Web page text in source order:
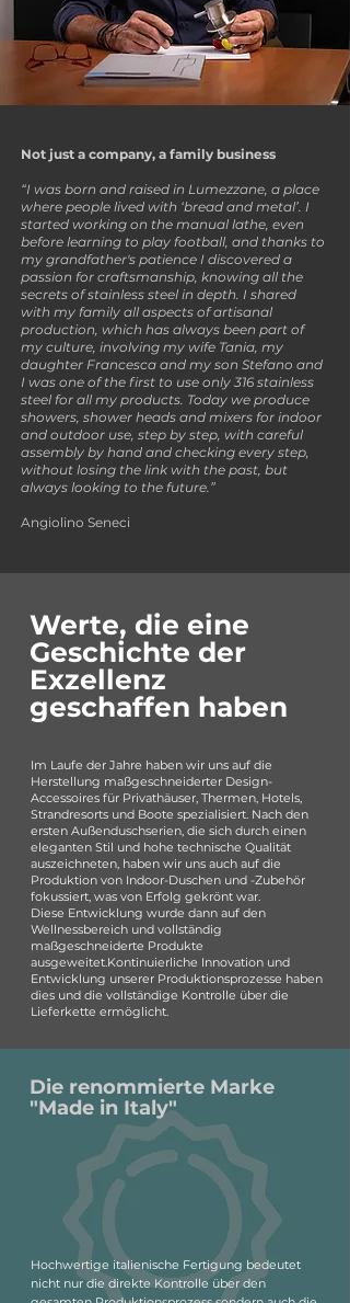
Not just a company, a family business
“I was born and raised in Lumezzane, a place
where people lived with ‘bread and metal’. I
started working on the manual lathe, even
before learning to play football, and thanks to
my grandfather's patience I discovered a
passion for craftsmanship, knowing all the
secrets of stainless steel in depth. I shared
with my family all aspects of artisanal
production, which has always been part of
my culture, involving my wife Tania, my
daughter Francesca and my son Stefano and
I was one of the first to use only 316 stainless
steel for all my products. Today we produce
showers, shower heads and mixers for indoor
and outdoor use, step by step, with careful
assembly by hand and checking every step,
without losing the link with the past, but
always looking to the future.”
Angiolino Seneci
Werte, die eine
Geschichte der
Exzellenz
geschaffen haben
Im Laufe der Jahre haben wir uns auf die
Herstellung maßgeschneiderter Design-
Accessoires für Privathäuser, Thermen, Hotels,
Strandresorts und Boote spezialisiert. Nach den
ersten Außenduschserien, die sich durch einen
eleganten Stil und hohe technische Qualität
auszeichneten, haben wir uns auch auf die
Produktion von Indoor-Duschen und -Zubehör
fokussiert, was von Erfolg gekrönt war.
Diese Entwicklung wurde dann auf den
Wellnessbereich und vollständig
maßgeschneiderte Produkte
ausgeweitet.Kontinuierliche Innovation und
Entwicklung unserer Produktionsprozesse haben
dies und die vollständige Kontrolle über die
Lieferkette ermöglicht.
Die renommierte Marke
"Made in Italy"
Hochwertige italienische Fertigung bedeutet
nicht nur die direkte Kontrolle über den